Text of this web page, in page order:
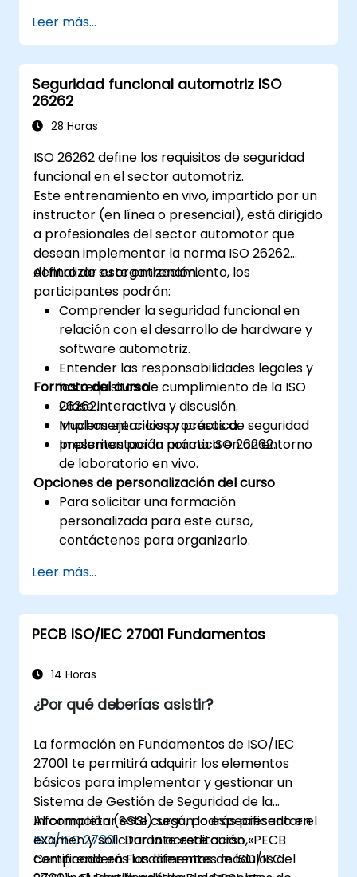
2022 del estándar de manera eficiente.
Aplicar los conocimientos adquiridos en
escenarios del mundo real, facilitando una
transición fluida dentro de sus
respectivas organizaciones.
Leer más...
Seguridad funcional automotriz ISO
26262
28 Horas
ISO 26262 define los requisitos de seguridad
funcional en el sector automotriz.
Este entrenamiento en vivo, impartido por un
instructor (en línea o presencial), está dirigido
a profesionales del sector automotor que
desean implementar la norma ISO 26262
dentro de su organización.
Al finalizar este entrenamiento, los
participantes podrán:
Comprender la seguridad funcional en
relación con el desarrollo de hardware y
software automotriz.
Entender las responsabilidades legales y
los requisitos de cumplimiento de la ISO
26262.
Implementar los procesos de seguridad
prescritos por la norma ISO 26262.
Formato del curso
Clase interactiva y discusión.
Muchos ejercicios y práctica.
Implementación práctica en un entorno
de laboratorio en vivo.
Opciones de personalización del curso
Para solicitar una formación
personalizada para este curso,
contáctenos para organizarlo.
Leer más...
PECB ISO/IEC 27001 Fundamentos
14 Horas
¿Por qué deberías asistir?
La formación en Fundamentos de ISO/IEC
27001 te permitirá adquirir los elementos
básicos para implementar y gestionar un
Sistema de Gestión de Seguridad de la
Información (SGSI) según lo especificado en
ISO/IEC 27001. Durante este curso,
comprenderás los diferentes módulos del
Al completar este curso, podrás presentar el
examen y solicitar la acreditación «PECB
Certificado en Fundamentos de ISO/IEC